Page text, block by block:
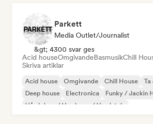
Parkett
Media Outlet/Journalist
&gt; 4300 svar ges
Acid houseOmgivandeBasmusikChill
Skriva artiklar
Acid house Omgivande Chill House
Ta
Deep house
Electronica
Funky / Jackin
Hård dans / Hardcore / Hardstyle